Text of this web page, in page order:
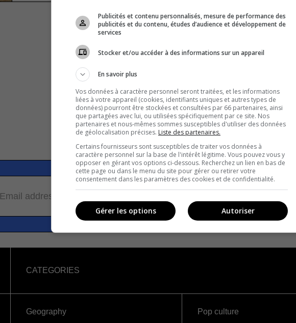
Email address
CATEGORIES
Geography
Pop culture
Publicités et contenu personnalisés, mesure de performance des
publicités et du contenu, études d’audience et développement de
services
Stocker et/ou accéder à des informations sur un appareil
En savoir plus
Vos données à caractère personnel seront traitées, et les informations
liées à votre appareil (cookies, identifiants uniques et autres types de
données) pourront être stockées et consultées par 66 partenaires, ainsi
que partagées avec lui, ou utilisées spécifiquement par ce site. Nos
partenaires et nous-mêmes sommes susceptibles d'utiliser des données
de géolocalisation précises. Liste des partenaires.
Certains fournisseurs sont susceptibles de traiter vos données à
caractère personnel sur la base de l'intérêt légitime. Vous pouvez vous y
opposer en gérant vos options ci-dessous. Recherchez un lien en bas de
cette page ou dans le menu du site pour gérer ou retirer votre
consentement dans les paramètres des cookies et de confidentialité.
Autoriser
Gérer les options